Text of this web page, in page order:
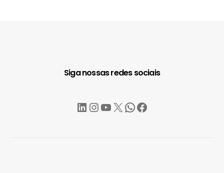
Siga nossas redes sociais
LinkedIn
Instagram
YouTube
X WhatsApp
Facebook